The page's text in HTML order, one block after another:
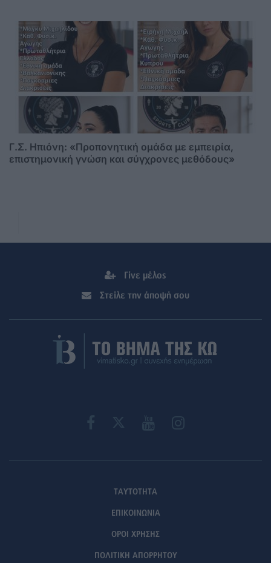
Γ.Σ. Ηπιόνη: «Προπονητική ομάδα με εμπειρία,
επιστημονική γνώση και σύγχρονες μεθόδους»
Γίνε μέλος
Στείλε την άποψή σου
ΤΑΥΤΟΤΗΤΑ
ΕΠΙΚΟΙΝΩΝΙΑ
ΟΡΟΙ ΧΡΗΣΗΣ
ΠΟΛΙΤΙΚΗ ΑΠΟΡΡΗΤΟΥ